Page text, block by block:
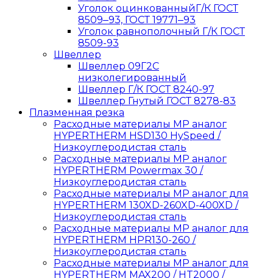
Уголок оцинкованныйГ/К ГОСТ
8509‒93, ГОСТ 19771‒93
Уголок равнополочный Г/К ГОСТ
8509-93
Швеллер
Швеллер 09Г2С
низколегированный
Швеллер Г/К ГОСТ 8240-97
Швеллер Гнутый ГОСТ 8278-83
Плазменная резка
Расходные материалы MP аналог
HYPERTHERM HSD130 HySpeed /
Низкоуглеродистая сталь
Расходные материалы MP аналог
HYPERTHERM Powermax 30 /
Низкоуглеродистая сталь
Расходные материалы MP аналог для
HYPERTHERM 130XD-260XD-400XD /
Низкоуглеродистая сталь
Расходные материалы MP аналог для
HYPERTHERM HPR130-260 /
Низкоуглеродистая сталь
Расходные материалы MP аналог для
HYPERTHERM MAX200 / HT2000 /